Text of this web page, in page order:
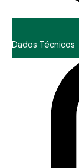
Dados Técnicos